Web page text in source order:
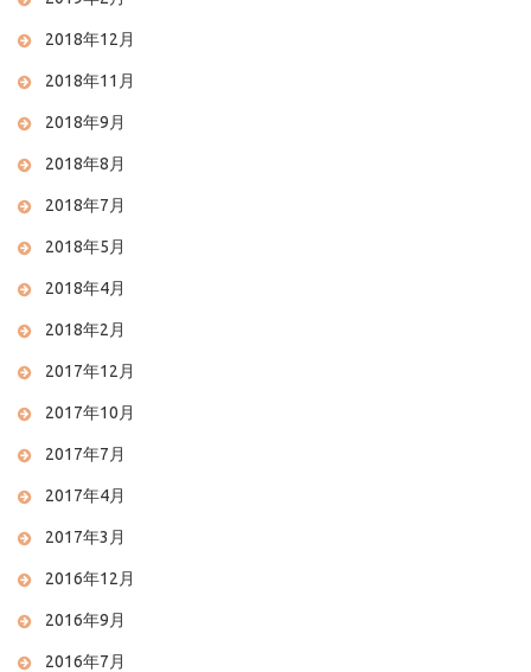
2018年12月
2018年11月
2018年9月
2018年8月
2018年7月
2018年5月
2018年4月
2018年2月
2017年12月
2017年10月
2017年7月
2017年4月
2017年3月
2016年12月
2016年9月
2016年7月